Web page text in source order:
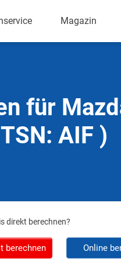
Magazin
für
AIF )
direkt berechnen?
berechnen Online